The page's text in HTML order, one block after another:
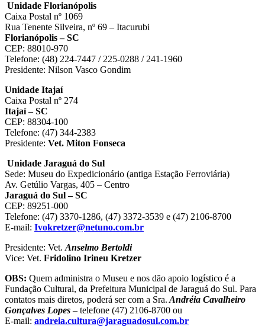
Unidade Florianópolis
Caixa Postal nº 1069
Rua Tenente Silveira, nº 69 – Itacurubi
Florianópolis – SC
CEP: 88010-970
Telefone: (48) 224-7447 / 225-0288 / 241-1960
Presidente: Nilson Vasco Gondim
Unidade Itajaí
Caixa Postal nº 274
Itajaí – SC
CEP: 88304-100
Telefone: (47) 344-2383
Presidente: Vet. Miton Fonseca
Unidade Jaraguá do Sul
Sede: Museu do Expedicionário (antiga Estação Ferroviária)
Av. Getúlio Vargas, 405 – Centro
Jaraguá do Sul – SC
CEP: 89251-000
Telefone: (47) 3370-1286, (47) 3372-3539 e (47) 2106-8700
E-mail: Ivokretzer@netuno.com.br
Presidente: Vet. Anselmo Bertoldi
Vice: Vet. Fridolino Irineu Kretzer
OBS: Quem administra o Museu e nos dão apoio logístico é a
Fundação Cultural, da Prefeitura Municipal de Jaraguá do Sul. Para
contatos mais diretos, poderá ser com a Sra. Andréia Cavalheiro
Gonçalves Lopes – telefone (47) 2106-8700 ou
E-mail: andreia.cultura@jaraguadosul.com.br